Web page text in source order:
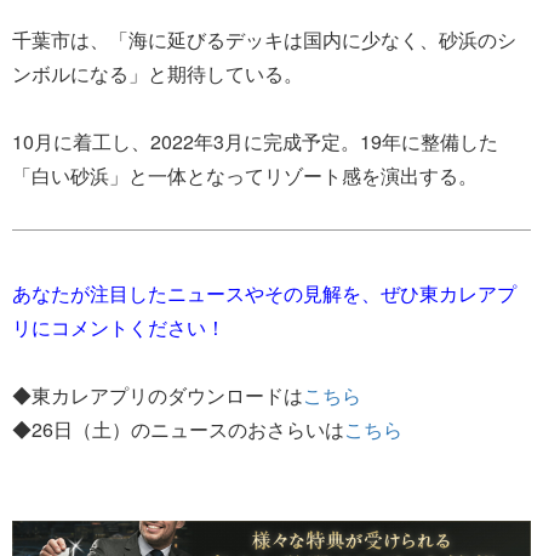
千葉市は、「海に延びるデッキは国内に少なく、砂浜のシ
ンボルになる」と期待している。
10月に着工し、2022年3月に完成予定。19年に整備した
「白い砂浜」と一体となってリゾート感を演出する。
あなたが注目したニュースやその見解を、ぜひ東カレアプ
リにコメントください！
◆東カレアプリのダウンロードはこちら
◆26日（土）のニュースのおさらいはこちら